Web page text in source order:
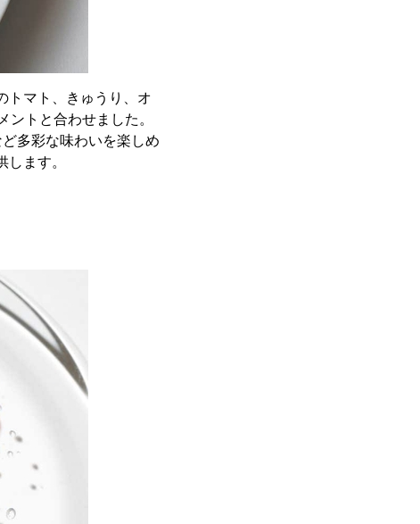
トマト、きゅうり、オ
トと合わせました。
多彩な味わいを楽しめ
ます。